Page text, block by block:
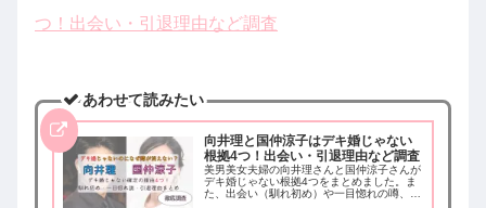
つ！出会い・引退理由など調査
あわせて読みたい
向井理と国仲涼子はデキ婚じゃない
根拠4つ！出会い・引退理由など調査
美男美女夫婦の向井理さんと国仲涼子さんが
デキ婚じゃない根拠4つをまとめました。ま
た、出会い（馴れ初め）や一目惚れの噂、国